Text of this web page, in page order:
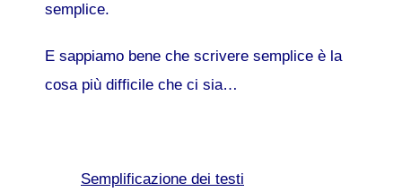
semplice.
E sappiamo bene che scrivere semplice è la
cosa più difficile che ci sia…
Semplificazione dei testi